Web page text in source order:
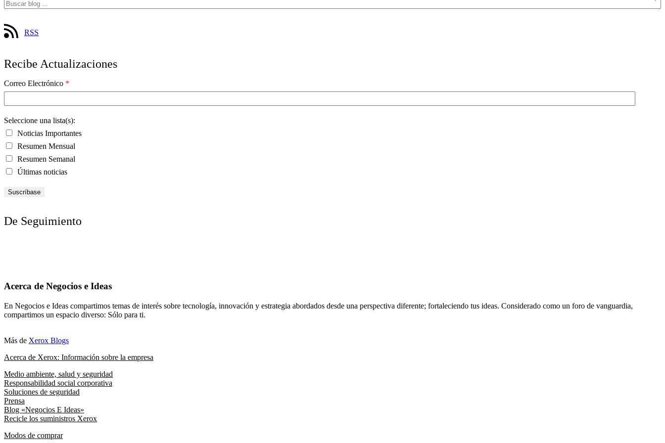
RSS
Recibe Actualizaciones
Correo Electrónico *
Seleccione una lista(s):
Noticias Importantes
Resumen Mensual
Resumen Semanal
Últimas noticias
De Seguimiento
Acerca de Negocios e Ideas
En Negocios e Ideas compartimos temas de interés sobre tecnología, innovación y estrategia abordados desde una perspectiva diferente; fortaleciendo tus ideas. Considerado como un foro de vanguardia,
compartimos un espacio diverso: Sólo para ti.
Más de Xerox Blogs
Acerca de Xerox: Información sobre la empresa
Medio ambiente, salud y seguridad
Responsabilidad social corporativa
Soluciones de seguridad
Prensa
Blog «Negocios E Ideas»
Recicle los suministros Xerox
Modos de comprar